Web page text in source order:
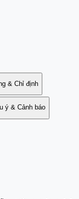
& Chỉ định
ý & Cảnh báo